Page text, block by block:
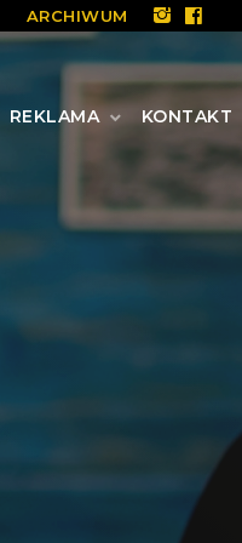
ARCHIWUM
REKLAMA KONTAKT